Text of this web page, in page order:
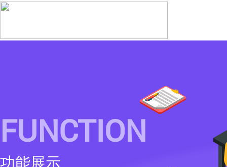
FUNCTION
功能展示